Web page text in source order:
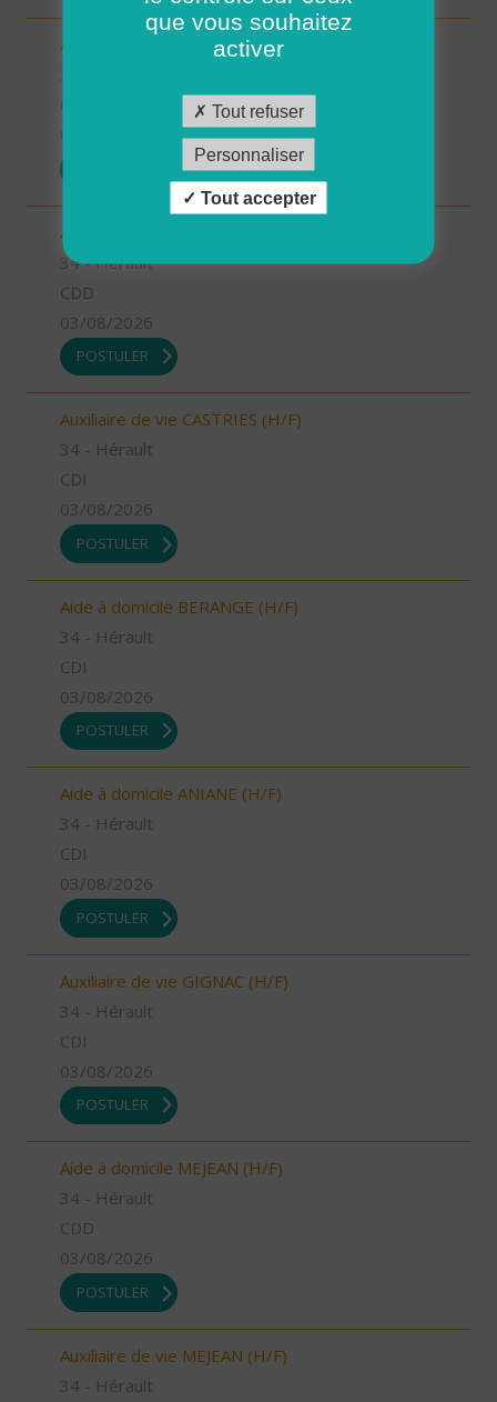
Auxiliaire de vie GANGES (H/F)
Aide à domicile CASTRIES (H/F)
34 - Hérault
CDD
03/08/2026
POSTULER
Auxiliaire de vie CASTRIES (H/F)
34 - Hérault
CDI
03/08/2026
POSTULER
Aide à domicile BERANGE (H/F)
34 - Hérault
CDI
03/08/2026
POSTULER
Aide à domicile ANIANE (H/F)
34 - Hérault
CDI
03/08/2026
POSTULER
Auxiliaire de vie GIGNAC (H/F)
34 - Hérault
CDI
03/08/2026
POSTULER
Aide à domicile MEJEAN (H/F)
34 - Hérault
CDD
03/08/2026
POSTULER
Auxiliaire de vie MEJEAN (H/F)
34 - Hérault
que vous souhaitez
activer
Tout refuser
Personnaliser
Tout accepter